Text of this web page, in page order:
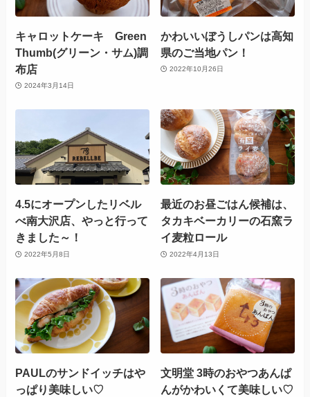
キャロットケーキ Green
Thumb(グリーン・サム)調
布店
2024年3月14日
かわいいぼうしパンは高知
県のご当地パン！
2022年10月26日
4.5にオープンしたリベル
べ南大沢店、やっと行って
きました～！
2022年5月8日
最近のお昼ごはん候補は、
タカキベーカリーの石窯ラ
イ麦粒ロール
2022年4月13日
PAULのサンドイッチはや
っぱり美味しい♡
文明堂 3時のおやつあんぱ
んがかわいくて美味しい♡